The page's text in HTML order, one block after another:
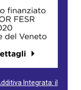
Integrata: il